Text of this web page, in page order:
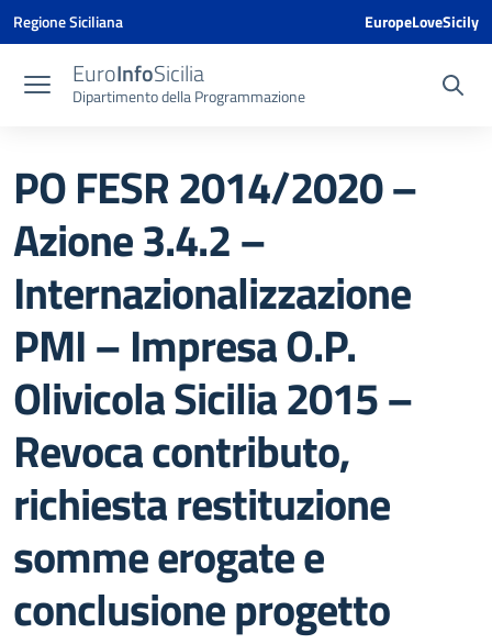
Vai ai contenuti
Vai al menu di navigazione
Vai al footer
Vai al banner delle Cookie Policy
Regione Siciliana EuropeLoveSicily
EuroInfoSicilia
Dipartimento della Programmazione
PO FESR 2014/2020 –
Azione 3.4.2 –
Internazionalizzazione
PMI – Impresa O.P.
Olivicola Sicilia 2015 –
Revoca contributo,
richiesta restituzione
somme erogate e
conclusione progetto